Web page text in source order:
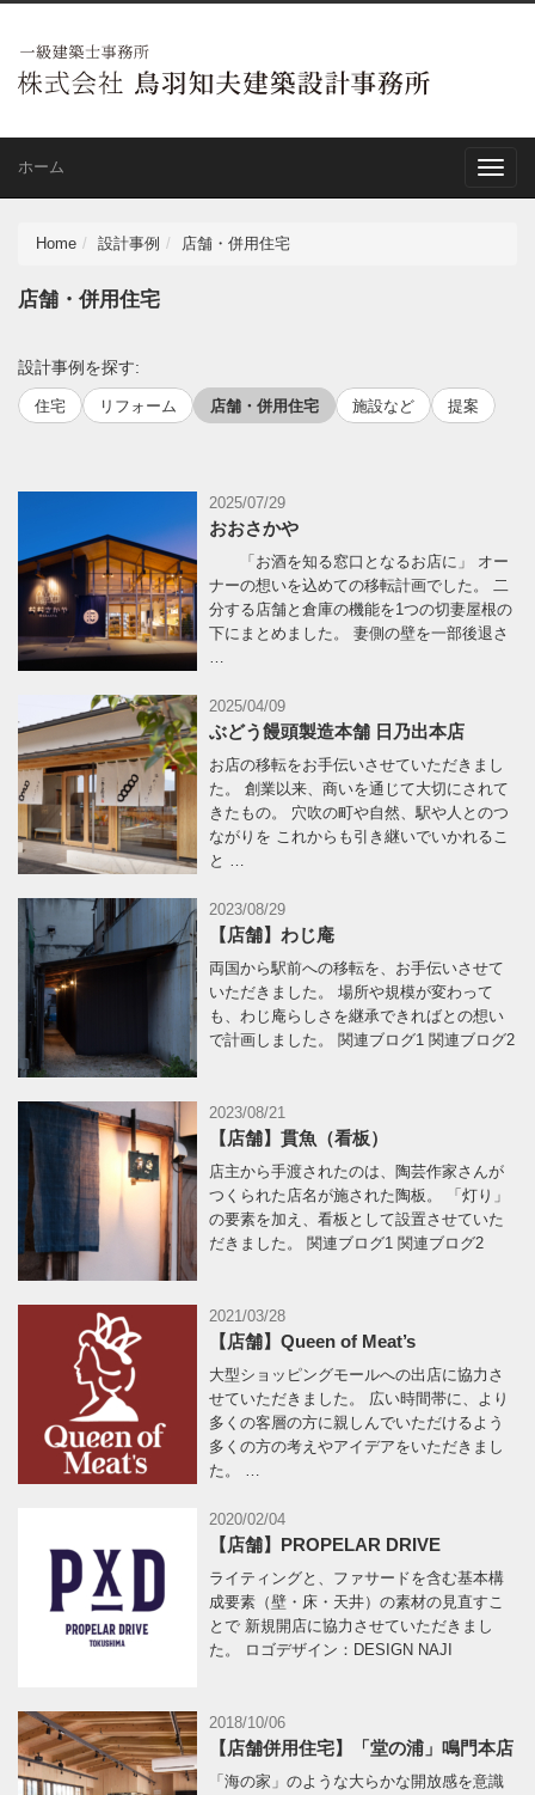
Toggle
ホーム
Home 設計事例 店舗・併用住宅
店舗・併用住宅
設計事例を探す:
住宅 リフォーム 店舗・併用住宅 施設など 提案
2025/07/29
おおさかや
「お酒を知る窓口となるお店に」 オー
ナーの想いを込めての移転計画でした。 二
分する店舗と倉庫の機能を1つの切妻屋根の
下にまとめました。 妻側の壁を一部後退さ
…
2025/04/09
ぶどう饅頭製造本舗 日乃出本店
お店の移転をお手伝いさせていただきまし
た。 創業以来、商いを通じて大切にされて
きたもの。 穴吹の町や自然、駅や人とのつ
ながりを これからも引き継いでいかれるこ
と …
2023/08/29
【店舗】わじ庵
両国から駅前への移転を、お手伝いさせて
いただきました。 場所や規模が変わって
も、わじ庵らしさを継承できればとの想い
で計画しました。 関連ブログ1 関連ブログ2
2023/08/21
【店舗】貫魚（看板）
店主から手渡されたのは、陶芸作家さんが
つくられた店名が施された陶板。 「灯り」
の要素を加え、看板として設置させていた
だきました。 関連ブログ1 関連ブログ2
2021/03/28
【店舗】Queen of Meat’s
大型ショッピングモールへの出店に協力さ
せていただきました。 広い時間帯に、より
多くの客層の方に親しんでいただけるよう
多くの方の考えやアイデアをいただきまし
た。 …
2020/02/04
【店舗】PROPELAR DRIVE
ライティングと、ファサードを含む基本構
成要素（壁・床・天井）の素材の見直すこ
とで 新規開店に協力させていただきまし
た。 ロゴデザイン：DESIGN NAJI
2018/10/06
【店舗併用住宅】「堂の浦」鳴門本店
「海の家」のような大らかな開放感を意識